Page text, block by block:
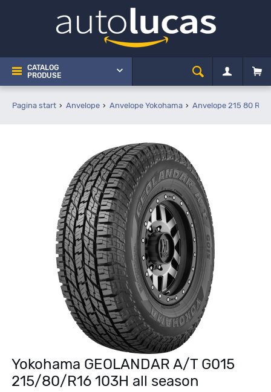
CATALOG
PRODUSE
Pagina start Anvelope Anvelope Yokohama Anvelope 215 80 R16
Yokohama GEOLANDAR A/T G015
215/80/R16 103H all season